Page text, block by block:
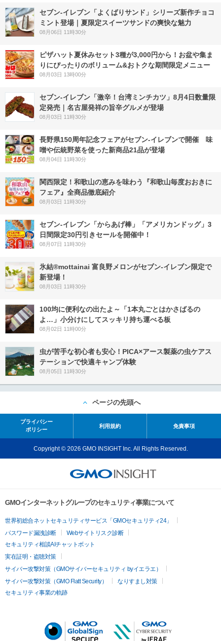
セブン‐イレブン「よくばりサンド」シリーズ新作チョコ
ミント登場｜夏限定スイーツサンドの爽快な魅力
08月06日 11時30分
ピザハット夏休みセット3種が3,000円から！お盆や集ま
りにぴったりのボリューム&おトクな期間限定メニュー
08月03日 13時00分
セブン-イレブン「激辛！台湾ミンチカツ」8月4日数量限
定発売｜名古屋発祥の旨辛グルメが登場
08月03日 11時30分
長野県150周年記念フェアがセブン-イレブンで開催 味
噌や伝統野菜を使った新商品21品が登場
08月04日 11時30分
関西限定！和歌山の恵みを味わう『和歌山毎度おおきに
フェア』全商品徹底紹介
08月03日 11時30分
セブン‐イレブン「からあげ棒」「アメリカンドッグ」3
日間限定30円引きセールを開催中！
08月07日 11時30分
氷結®mottainai 富良野メロンがセブン‐イレブン限定で
新登場！
08月03日 11時30分
100均に便利なの出たよ～「1本丸ごとはかさばるの
よ…」小分けにしてスッキリ持ち運べる板
08月02日 11時00分
虫が苦手な初心者も安心！PICA×アース製薬の虫ケアス
テーションで快適キャンプ体験
08月05日 11時30分
ページの先頭へ
プライバシー
ポリシー
利用規約 免責事項
Copyright © 2026 GMO INSIGHT Inc. All Rights Reserved.
GMOインターネットグループのセキュリティ事業について
世界初総合ネットセキュリティサービス「GMOセキュリティ24」
パスワード漏洩診断
Webサイトリスク診断
セキュリティ相談AIチャットボット
実在証明・盗聴対策
サイバー攻撃対策（GMOサイバーセキュリティ byイエラエ）
サイバー攻撃対策（GMO Flatt Security）
なりすまし対策
セキュリティ事業の軌跡